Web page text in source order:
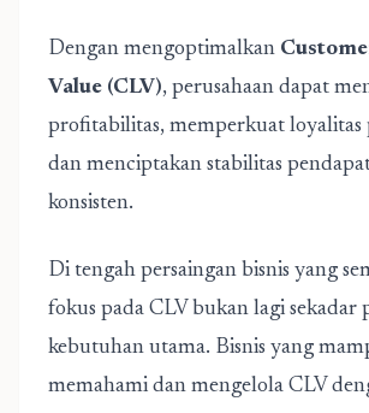
Dengan mengoptimalkan
Value (CLV), perusahaan dapat
profitabilitas, memperkuat loyalitas
dan menciptakan stabilitas
konsisten.
Di tengah persaingan bisnis yang
fokus pada CLV bukan lagi sekadar
kebutuhan utama. Bisnis yang
memahami dan mengelola CLV